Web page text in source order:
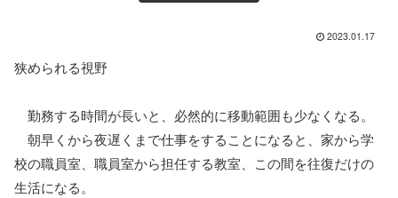
2023.01.17
狭められる視野
勤務する時間が長いと、必然的に移動範囲も少なくなる。
朝早くから夜遅くまで仕事をすることになると、家から学
校の職員室、職員室から担任する教室、この間を往復だけの
生活になる。